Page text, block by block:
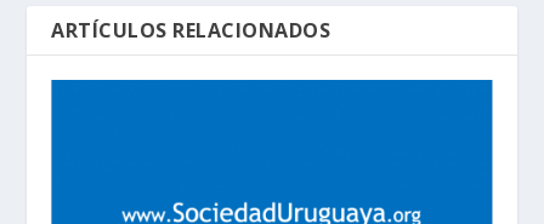
ARTÍCULOS RELACIONADOS